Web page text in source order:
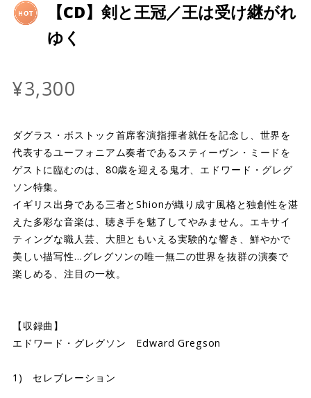
【CD】剣と王冠／王は受け継がれ
ゆく
¥3,300
ダグラス・ボストック首席客演指揮者就任を記念し、世界を
代表するユーフォニアム奏者であるスティーヴン・ミードを
ゲストに臨むのは、80歳を迎える鬼才、エドワード・グレグ
ソン特集。
イギリス出身である三者とShionが織り成す風格と独創性を湛
えた多彩な音楽は、聴き手を魅了してやみません。エキサイ
ティングな職人芸、大胆ともいえる実験的な響き、鮮やかで
美しい描写性…グレグソンの唯一無二の世界を抜群の演奏で
楽しめる、注目の一枚。
【収録曲】
エドワード・グレグソン Edward Gregson
1) セレブレーション